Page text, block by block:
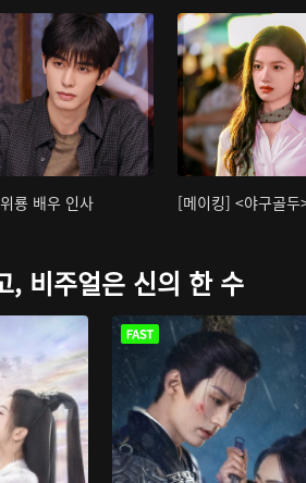
룡 배우 인사 [메이킹] <야구골
, 비주얼은 신의 한 수